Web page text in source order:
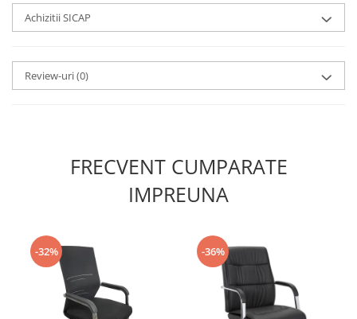
Achizitii SICAP
Review-uri(0)
FRECVENT CUMPARATE
IMPREUNA
-32% -36%